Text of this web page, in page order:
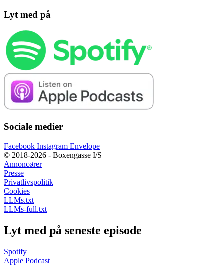
Lyt med på
Sociale medier
Facebook Instagram Envelope
© 2018-2026 - Boxengasse I/S
Annoncører
Presse
Privatlivspolitik
Cookies
LLMs.txt
LLMs-full.txt
Lyt med på seneste episode
Spotify
Apple Podcast